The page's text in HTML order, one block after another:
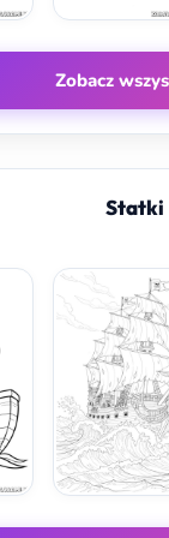
Zobacz
Statki